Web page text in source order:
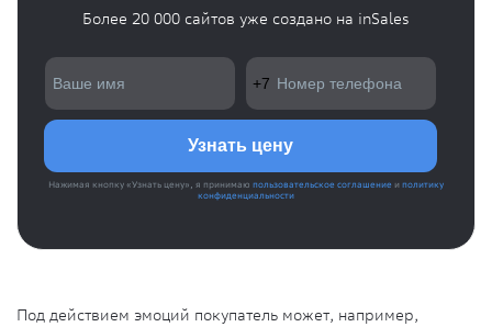
Более 20 000 сайтов уже создано на inSales
Нажимая кнопку «Узнать цену», я принимаю пользовательское соглашение и политику
конфиденциальности
Под действием эмоций покупатель может, например,